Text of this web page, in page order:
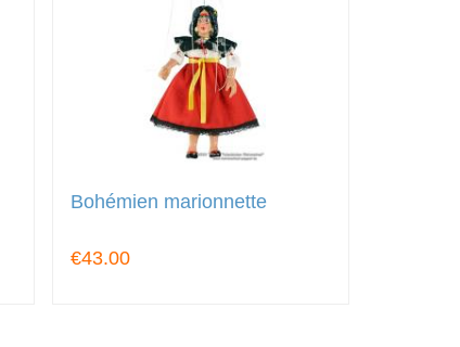
Bohémien marionnette
€43.00